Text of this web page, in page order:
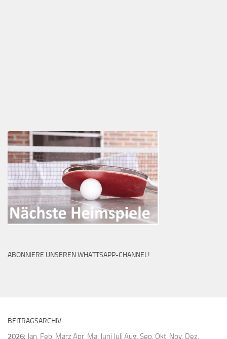
ABONNIERE UNSEREN WHATTSAPP-CHANNEL!
BEITRAGSARCHIV
2026: Jan. Feb. MärzApr. Mai Juni Juli Aug. Sep. Okt. Nov. Dez.